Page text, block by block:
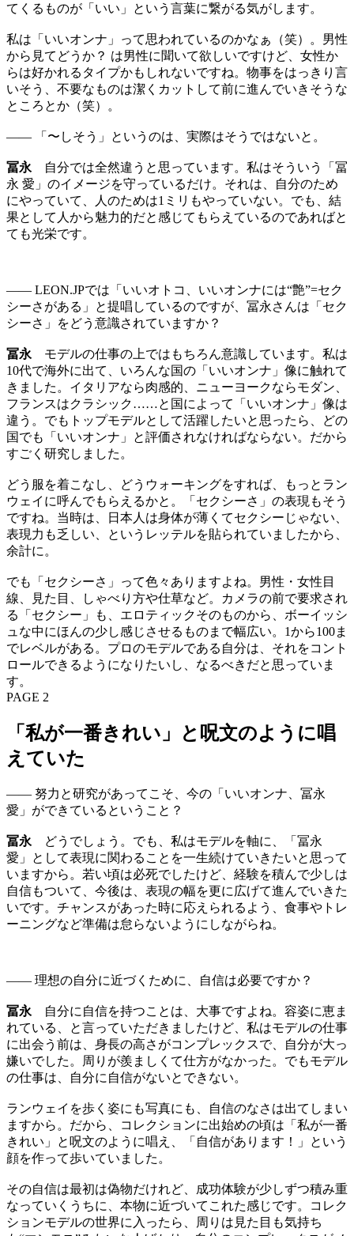
てくるものが「いい」という言葉に繋がる気がします。
私は「いいオンナ」って思われているのかなぁ（笑）。男性
から見てどうか？ は男性に聞いて欲しいですけど、女性か
らは好かれるタイプかもしれないですね。物事をはっきり言
いそう、不要なものは潔くカットして前に進んでいきそうな
ところとか（笑）。
—— 「〜しそう」というのは、実際はそうではないと。
冨永 自分では全然違うと思っています。私はそういう「冨
永 愛」のイメージを守っているだけ。それは、自分のため
にやっていて、人のためは1ミリもやっていない。でも、結
果として人から魅力的だと感じてもらえているのであればと
ても光栄です。
—— LEON.JPでは「いいオトコ、いいオンナには“艶”=セク
シーさがある」と提唱しているのですが、冨永さんは「セク
シーさ」をどう意識されていますか？
冨永 モデルの仕事の上ではもちろん意識しています。私は
10代で海外に出て、いろんな国の「いいオンナ」像に触れて
きました。イタリアなら肉感的、ニューヨークならモダン、
フランスはクラシック……と国によって「いいオンナ」像は
違う。でもトップモデルとして活躍したいと思ったら、どの
国でも「いいオンナ」と評価されなければならない。だから
すごく研究しました。
どう服を着こなし、どうウォーキングをすれば、もっとラン
ウェイに呼んでもらえるかと。「セクシーさ」の表現もそう
ですね。当時は、日本人は身体が薄くてセクシーじゃない、
表現力も乏しい、というレッテルを貼られていましたから、
余計に。
でも「セクシーさ」って色々ありますよね。男性・女性目
線、見た目、しゃべり方や仕草など。カメラの前で要求され
る「セクシー」も、エロティックそのものから、ボーイッシ
ュな中にほんの少し感じさせるものまで幅広い。1から100ま
でレベルがある。プロのモデルである自分は、それをコント
ロールできるようになりたいし、なるべきだと思っていま
す。
PAGE 2
「私が一番きれい」と呪文のように唱
えていた
—— 努力と研究があってこそ、今の「いいオンナ、冨永
愛」ができているということ？
冨永どうでしょう。でも、私はモデルを軸に、「冨永
愛」として表現に関わることを一生続けていきたいと思って
いますから。若い頃は必死でしたけど、経験を積んで少しは
自信もついて、今後は、表現の幅を更に広げて進んでいきた
いです。チャンスがあった時に応えられるよう、食事やトレ
ーニングなど準備は怠らないようにしながらね。
—— 理想の自分に近づくために、自信は必要ですか？
冨永自分に自信を持つことは、大事ですよね。容姿に恵ま
れている、と言っていただきましたけど、私はモデルの仕事
に出会う前は、身長の高さがコンプレックスで、自分が大っ
嫌いでした。周りが羨ましくて仕方がなかった。でもモデル
の仕事は、自分に自信がないとできない。
ランウェイを歩く姿にも写真にも、自信のなさは出てしまい
ますから。だから、コレクションに出始めの頃は「私が一番
きれい」と呪文のように唱え、「自信があります！」という
顔を作って歩いていました。
その自信は最初は偽物だけれど、成功体験が少しずつ積み重
なっていくうちに、本物に近づいてこれた感じです。コレク
ションモデルの世界に入ったら、周りは見た目も気持ち